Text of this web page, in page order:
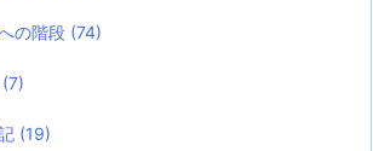
の階段 (74)
(7)
(19)